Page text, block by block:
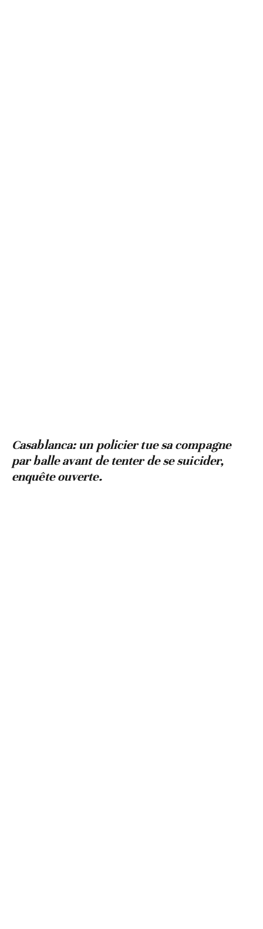
Casablanca: un policier tue sa compagne
par balle avant de tenter de se suicider,
enquête ouverte.